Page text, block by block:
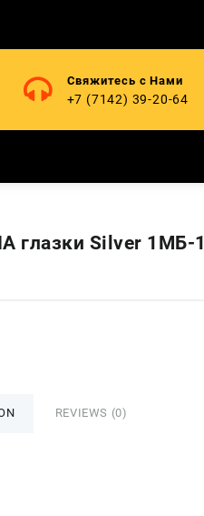
Свяжитесь с Нами
+7 (7142) 39-20-64
глазки Silver 1МБ-1
REVIEWS (0)